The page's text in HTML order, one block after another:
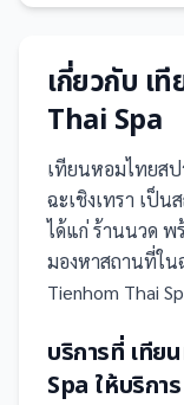
เกี่ยวกับ เ
Thai Spa
เทียนหอมไทยสป
ฉะเชิงเทรา เป็น
ได้แก่ ร้านนวด พ
มองหาสถานที่ใน
Tienhom Thai
บริการที่ เทีย
Spa ให้บริการ